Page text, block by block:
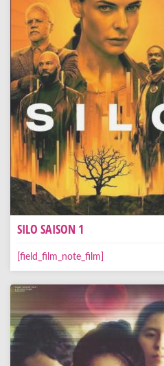
SILO SAISON 1
[field_film_note_film]